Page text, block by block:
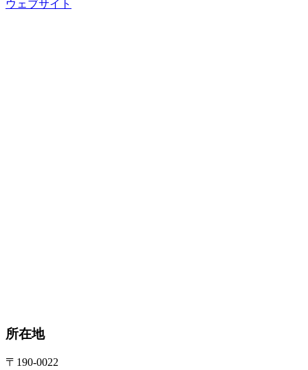
ウェブサイト
所在地
〒190-0022